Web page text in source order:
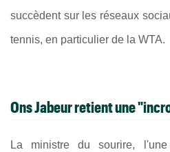
succèdent sur les réseaux
tennis, en particulier de la WTA.
Ons Jabeur retient une
La ministre du sourire,